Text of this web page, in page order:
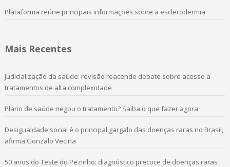
Plataforma reúne principais informações sobre a esclerodermia
Mais Recentes
Judicialização da saúde: revisão reacende debate sobre acesso a
tratamentos de alta complexidade
Plano de saúde negou o tratamento? Saiba o que fazer agora
Desigualdade social é o principal gargalo das doenças raras no Brasil,
afirma Gonzalo Vecina
50 anos do Teste do Pezinho: diagnóstico precoce de doenças raras